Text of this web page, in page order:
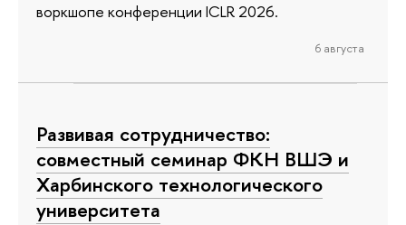
воркшопе конференции ICLR 2026.
6 августа
Развивая сотрудничество:
совместный семинар ФКН ВШЭ и
Харбинского технологического
университета